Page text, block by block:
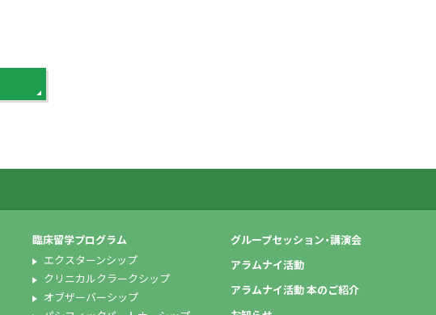
臨床留学プログラム
エクスターンシップ
クリニカルクラークシップ
オブザーバーシップ
グループセッション・講演会
アラムナイ活動
アラムナイ活動 本のご紹介